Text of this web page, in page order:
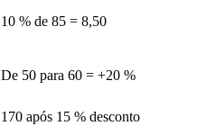
10 % de 85 = 8,50
De 50 para 60 = +20 %
170 após 15 % desconto